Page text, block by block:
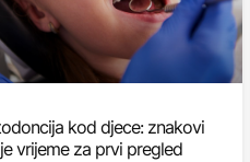
kod djece: znakovi
vrijeme za prvi pregled